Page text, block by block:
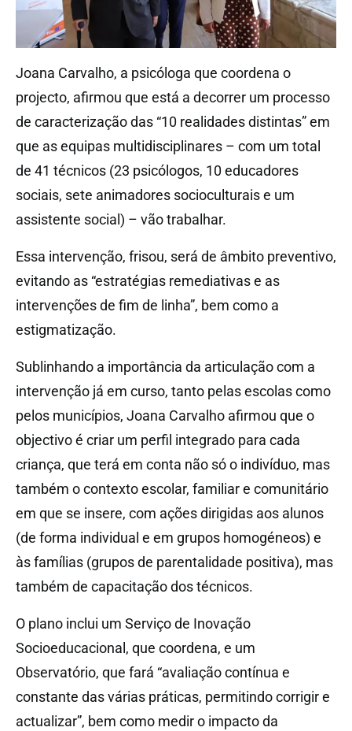
Joana Carvalho, a psicóloga que coordena o
projecto, afirmou que está a decorrer um processo
de caracterização das “10 realidades distintas” em
que as equipas multidisciplinares – com um total
de 41 técnicos (23 psicólogos, 10 educadores
sociais, sete animadores socioculturais e um
assistente social) – vão trabalhar.
Essa intervenção, frisou, será de âmbito preventivo,
evitando as “estratégias remediativas e as
intervenções de fim de linha”, bem como a
estigmatização.
Sublinhando a importância da articulação com a
intervenção já em curso, tanto pelas escolas como
pelos municípios, Joana Carvalho afirmou que o
objectivo é criar um perfil integrado para cada
criança, que terá em conta não só o indivíduo, mas
também o contexto escolar, familiar e comunitário
em que se insere, com ações dirigidas aos alunos
(de forma individual e em grupos homogéneos) e
às famílias (grupos de parentalidade positiva), mas
também de capacitação dos técnicos.
O plano inclui um Serviço de Inovação
Socioeducacional, que coordena, e um
Observatório, que fará “avaliação contínua e
constante das várias práticas, permitindo corrigir e
actualizar”, bem como medir o impacto da